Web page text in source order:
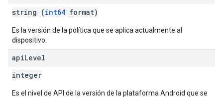
string (int64 format)
Es la versión de la política que se aplica actualmente al
dispositivo.
apiLevel
integer
Es el nivel de API de la versión de la plataforma Android que se